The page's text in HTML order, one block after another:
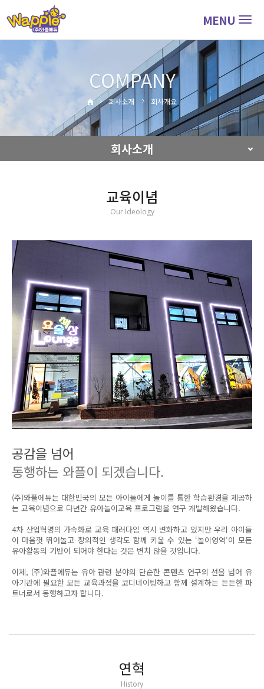
MENU
COMPANY
회사소개 회사개요
회사소개
교육이념
Our Ideology
공감을 넘어
동행하는 와플이 되겠습니다.
(주)와플에듀는 대한민국의 모든 아이들에게 놀이를 통한 학습환경을 제공하
는 교육이념으로 다년간 유아놀이교육 프로그램을 연구 개발해왔습니다.
4차 산업혁명의 가속화로 교육 패러다임 역시 변화하고 있지만 우리 아이들
이 마음껏 뛰어놀고 창의적인 생각도 함께 키울 수 있는 ‘놀이영역‘이 모든
유아활동의 기반이 되어야 한다는 것은 변치 않을 것입니다.
이제, (주)와플에듀는 유아 관련 분야의 단순한 콘텐츠 연구의 선을 넘어 유
아기관에 필요한 모든 교육과정을 코디네이팅하고 함께 설계하는 든든한 파
트너로서 동행하고자 합니다.
연혁
History